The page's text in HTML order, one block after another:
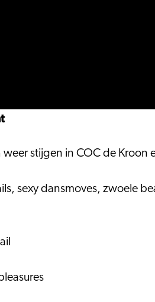
stijgen in COC de Kroon
sexy dansmoves, zwoele